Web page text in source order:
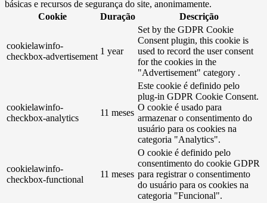
básicas e recursos de segurança do site, anonimamente.
Cookie
Duração Descrição
cookielawinfo-
checkbox-advertisement
1 year
Set by the GDPR Cookie
Consent plugin, this cookie is
used to record the user consent
for the cookies in the
"Advertisement" category .
cookielawinfo-
checkbox-analytics
11 meses
Este cookie é definido pelo
plug-in GDPR Cookie Consent.
O cookie é usado para
armazenar o consentimento do
usuário para os cookies na
categoria "Analytics".
cookielawinfo-
checkbox-functional
11 meses
O cookie é definido pelo
consentimento do cookie GDPR
para registrar o consentimento
do usuário para os cookies na
categoria "Funcional".